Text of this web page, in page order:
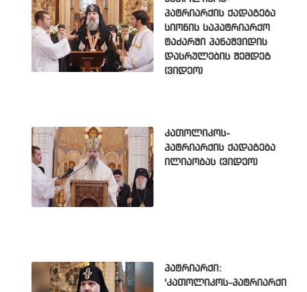
პატრიარქის ქადაგება
სიონის საპატრიარქო
ტაძარში პანაშვიდის
დასრულების შემდეგ
(ვიდეო)
კათოლიკოს-
პატრიარქის ქადაგება
ილიაობას (ვიდეო)
პატრიარქი:
'კათოლიკოს-პატრიარქი